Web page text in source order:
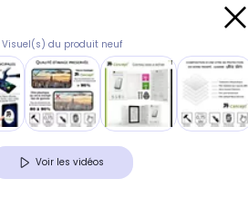
Visuel(s) du produit neuf
Voir les vidéos